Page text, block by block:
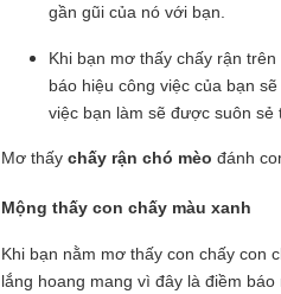
gần gũi của nó với bạn.
Khi bạn mơ thấy chấy rận
báo hiệu công việc của bạn
việc bạn làm sẽ được suôn sẻ
Mơ thấy chấy rận chó mèo đánh
Mộng thấy con chấy màu xanh
Khi bạn nằm mơ thấy con chấy con
lắng hoang mang vì đây là điềm